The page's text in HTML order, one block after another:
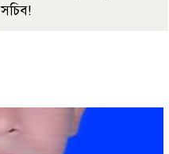
সচিব!